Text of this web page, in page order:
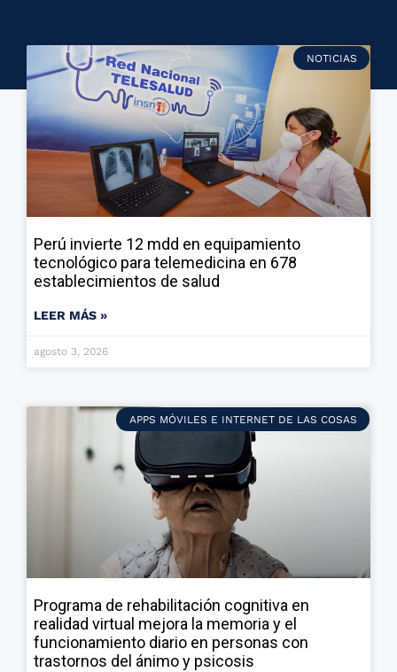
NOTICIAS
Perú invierte 12 mdd en equipamiento
tecnológico para telemedicina en 678
establecimientos de salud
LEER MÁS »
agosto 3, 2026
APPS MÓVILES E INTERNET DE LAS COSAS
Programa de rehabilitación cognitiva en
realidad virtual mejora la memoria y el
funcionamiento diario en personas con
trastornos del ánimo y psicosis